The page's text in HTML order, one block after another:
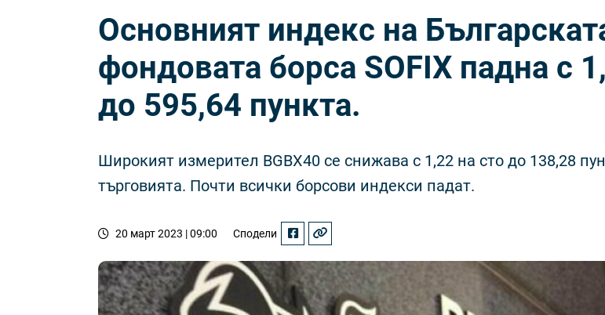
Основният индекс на
фондовата борса SOFIX падна с
до 595,64 пункта.
Широкият измерител BGBX40 се снижава с 1,22 на сто до 138,28
търговията. Почти всички борсови индекси падат.
20 март 2023 | 09:00 Сподели